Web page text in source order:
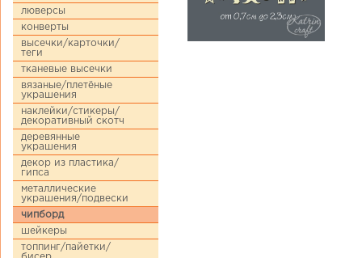
люверсы
конверты
высечки/карточки/
теги
тканевые высечки
вязаные/плетёные
украшения
наклейки/стикеры/
декоративный скотч
деревянные
украшения
декор из пластика/
гипса
металлические
украшения/подвески
чипборд
шейкеры
топпинг/пайетки/